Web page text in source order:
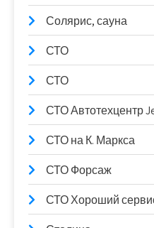
Солярис, сауна
СТО
СТО
СТО Автотехцентр
СТО на К. Маркса
СТО Форсаж
СТО Хороший